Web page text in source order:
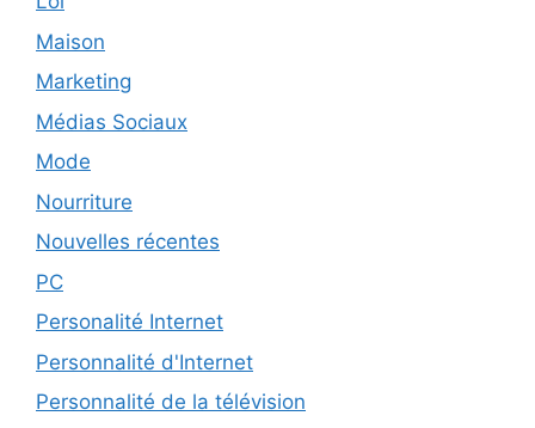
Maison
Marketing
Médias Sociaux
Mode
Nourriture
Nouvelles récentes
PC
Personalité Internet
Personnalité d'Internet
Personnalité de la télévision